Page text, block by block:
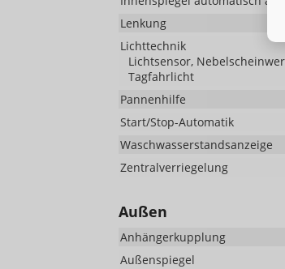
Lenkung
Lichttechnik
Lichtsensor,
Tagfahrlicht
Pannenhilfe
Start/Stop-Automatik
Waschwasserstandsanzeige
Zentralverriegelung
Außen
Anhängerkupplung
Außenspiegel